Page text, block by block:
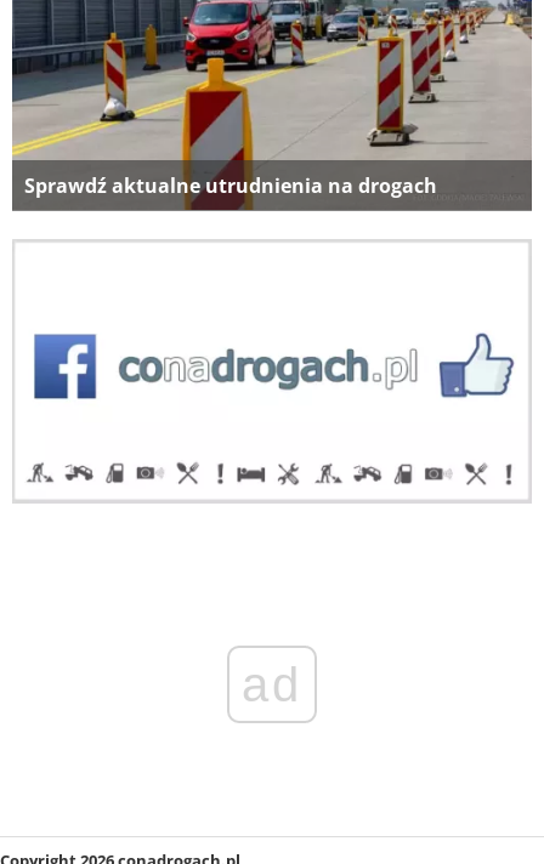
Sprawdź aktualne utrudnienia na drogach
ad